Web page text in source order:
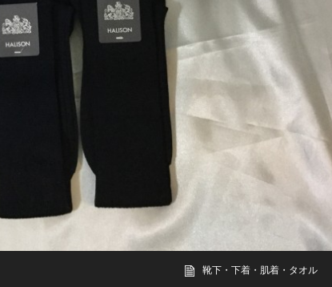
靴下・下着・肌着・タオル